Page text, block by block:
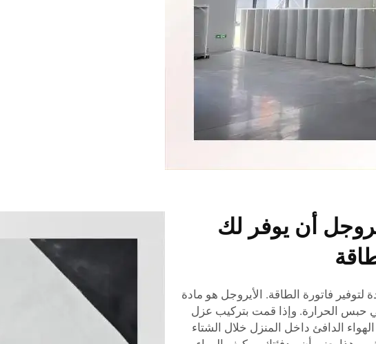
أن يوفر لك
لتوفير فاتورة الطاقة. الأيروجل هو مادة
حبس الحرارة. وإذا قمت بتركيب عزل
الدافئ داخل المنزل خلال الشتاء